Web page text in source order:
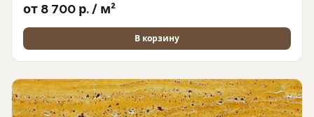
от 8 700 р. / м²
В корзину